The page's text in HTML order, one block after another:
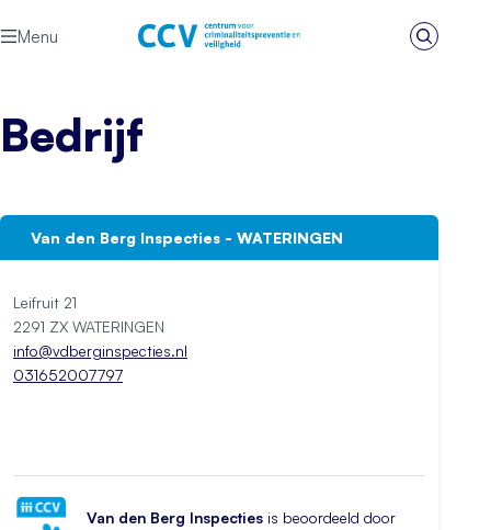
Menu
Zoeken
Bedrijf
Van den Berg Inspecties - WATERINGEN
Leifruit 21
2291 ZX WATERINGEN
info@vdberginspecties.nl
031652007797
Van den Berg Inspecties is beoordeeld door